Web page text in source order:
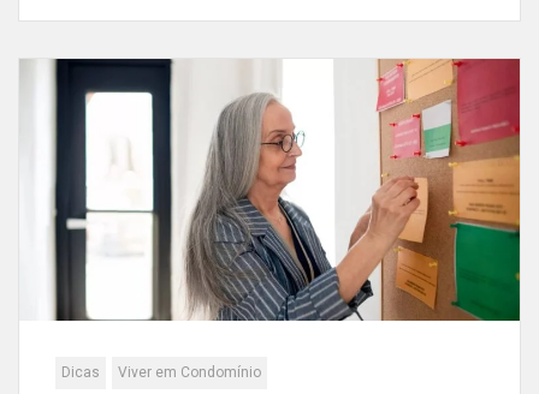
Dicas Viver em Condomínio